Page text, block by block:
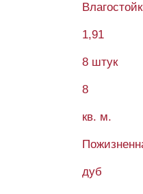
1,91
8 штук
8
кв. м.
дуб